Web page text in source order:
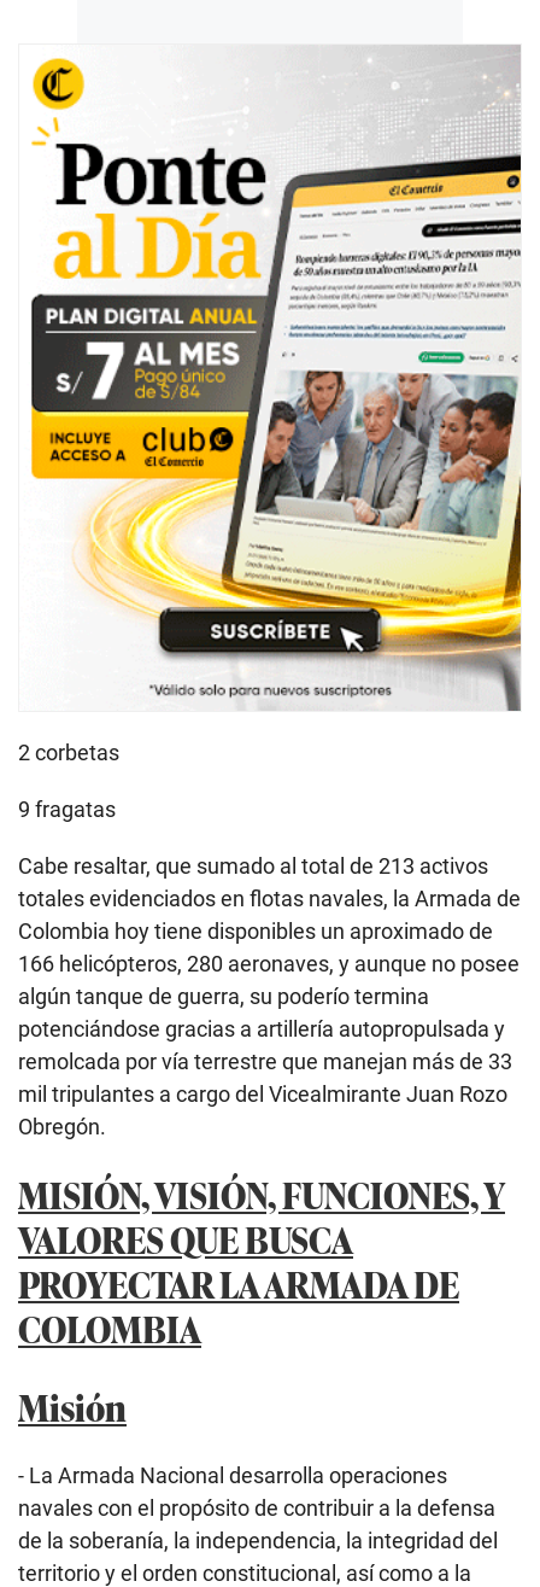
2 corbetas
9 fragatas
Cabe resaltar, que sumado al total de 213 activos
totales evidenciados en flotas navales, la Armada de
Colombia hoy tiene disponibles un aproximado de
166 helicópteros, 280 aeronaves, y aunque no posee
algún tanque de guerra, su poderío termina
potenciándose gracias a artillería autopropulsada y
remolcada por vía terrestre que manejan más de 33
mil tripulantes a cargo del Vicealmirante Juan Rozo
Obregón.
MISIÓN, VISIÓN, FUNCIONES, Y
VALORES QUE BUSCA
PROYECTAR LA ARMADA DE
COLOMBIA
Misión
- La Armada Nacional desarrolla operaciones
navales con el propósito de contribuir a la defensa
de la soberanía, la independencia, la integridad del
territorio y el orden constitucional, así como a la